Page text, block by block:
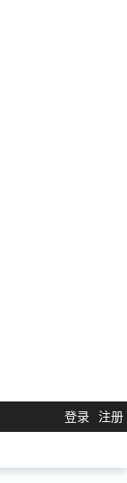
登录 注册